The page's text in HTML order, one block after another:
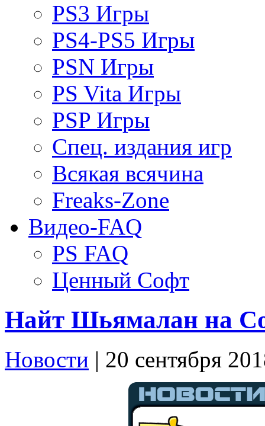
PS3 Игры
PS4-PS5 Игры
PSN Игры
PS Vita Игры
PSP Игры
Спец. издания игр
Всякая всячина
Freaks-Zone
Видео-FAQ
PS FAQ
Ценный Софт
Найт Шьямалан на
Новости | 20 сентября